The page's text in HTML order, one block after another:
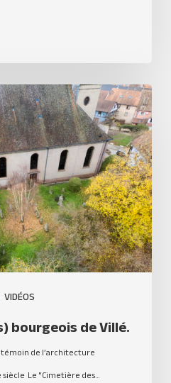
VIDÉOS
bourgeois de Villé.
de l’architecture
Le "Cimetière des…